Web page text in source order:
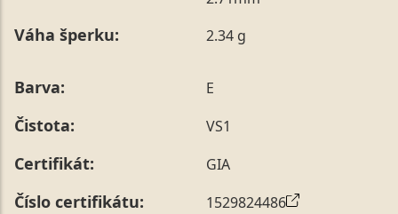
sdělit během jejího telefonického ověření, které z naší
Pro sdělení skladové velikosti tohoto konkrétního
Váha šperku: 2.34 g
Barva: E
Čistota: VS1
Certifikát: GIA
Číslo certifikátu: 1529824486